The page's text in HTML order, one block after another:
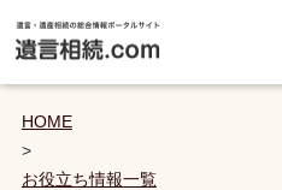
HOME
>
お役立ち情報一覧